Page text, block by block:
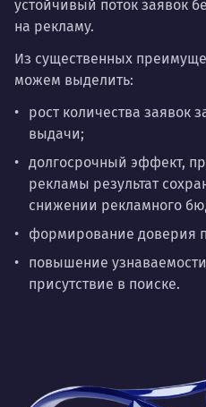
устойчивый поток заявок
на рекламу.
Из существенных
можем выделить:
рост количества заявок
выдачи;
долгосрочный эффект,
рекламы результат
снижении рекламного
формирование доверия
повышение
присутствие в поиске.